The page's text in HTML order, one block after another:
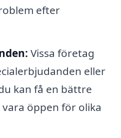
efter
Vissa företag
eller
kan få en bättre
öppen för olika